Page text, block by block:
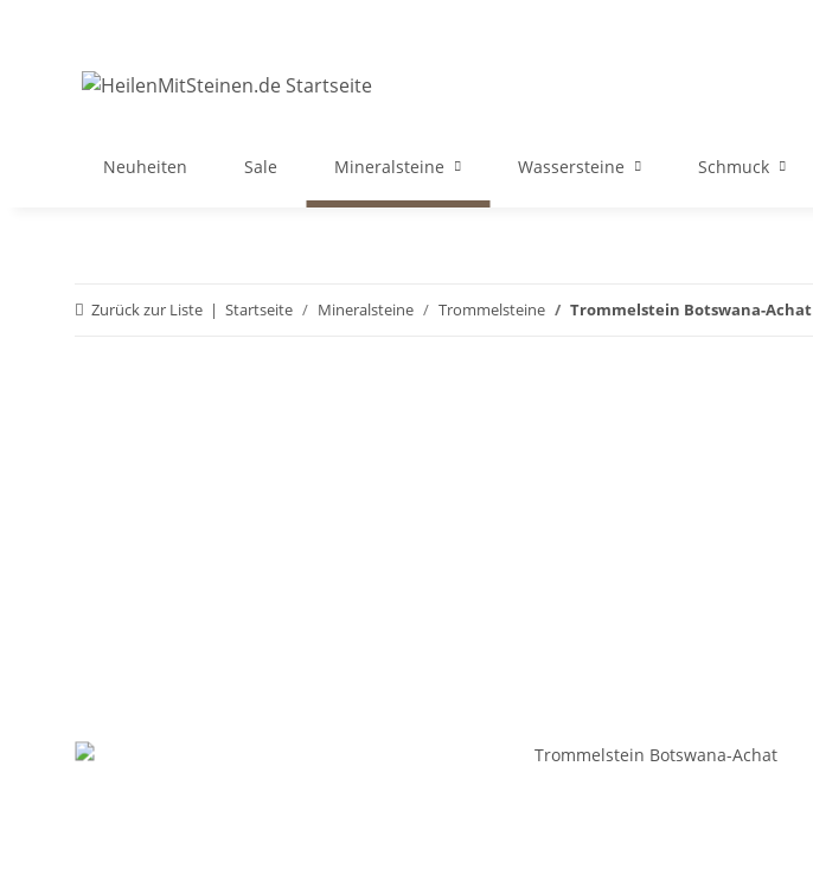
Neuheiten Sale Mineralsteine Wassersteine Schmuck
Zurück zur Liste Startseite Mineralsteine Trommelsteine Trommelstein Botswana-Achat